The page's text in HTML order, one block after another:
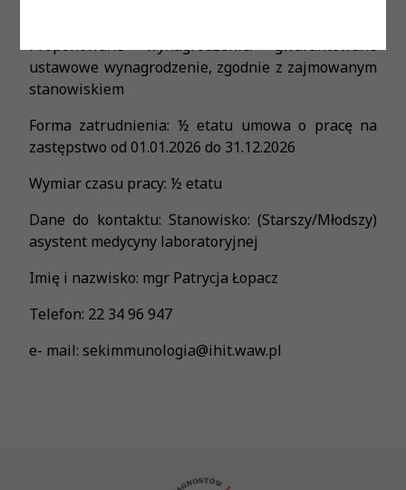
Proponowane wynagrodzenie: gwarantowane
ustawowe wynagrodzenie, zgodnie z zajmowanym
stanowiskiem
Forma zatrudnienia: ½ etatu umowa o pracę na
zastępstwo od 01.01.2026 do 31.12.2026
Wymiar czasu pracy: ½ etatu
Dane do kontaktu: Stanowisko: (Starszy/Młodszy)
asystent medycyny laboratoryjnej
Imię i nazwisko: mgr Patrycja Łopacz
Telefon: 22 34 96 947
e- mail: sekimmunologia@ihit.waw.pl